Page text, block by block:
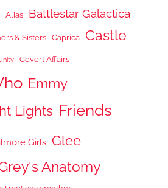
Alias Battlestar Galactica
& Sisters Caprica Castle
Covert Affairs
Emmy
Lights Friends
Girls Glee
Anatomy